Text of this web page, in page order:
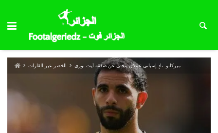
الخضر عبر القارات ميركاتو: نادٍ إسباني عملاق يتخلى عن صفقة آيت نوري